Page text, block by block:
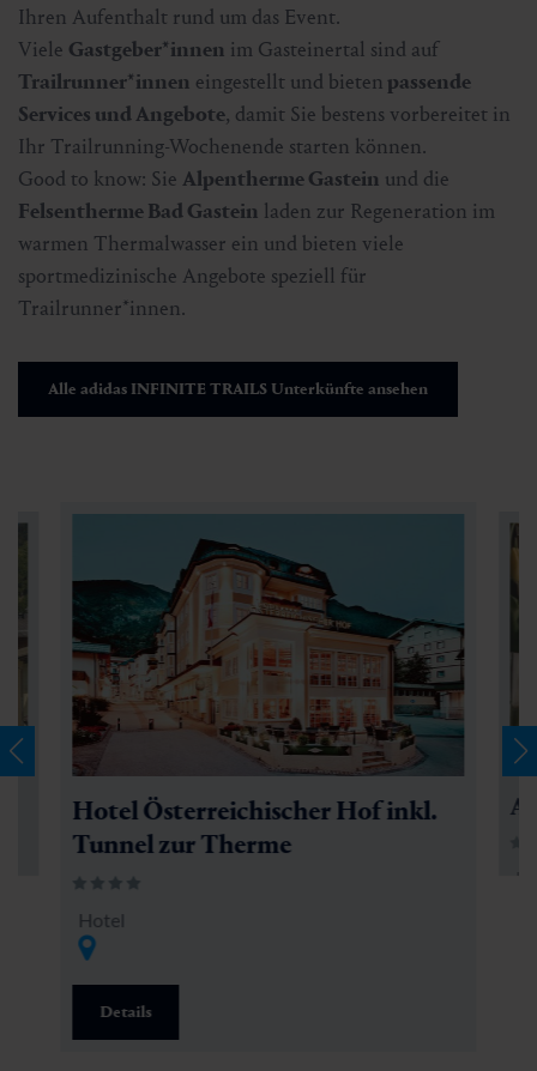
Ihren Aufenthalt rund um das Event.
Viele Gastgeber*innen im Gasteinertal sind auf
Trailrunner*innen eingestellt und bieten passende
Services und Angebote, damit Sie bestens vorbereitet in
Ihr Trailrunning-Wochenende starten können.
Good to know: Sie Alpentherme Gastein und die
Felsentherme Bad Gastein laden zur Regeneration im
warmen Thermalwasser ein und bieten viele
sportmedizinische Angebote speziell für
Trailrunner*innen.
Alle adidas INFINITE TRAILS Unterkünfte ansehen
Hotel Österreichischer Hof inkl.
Tunnel zur Therme
Hotel
Details